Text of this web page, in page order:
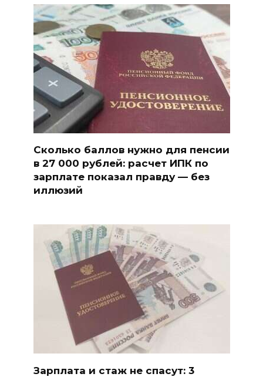
Сколько баллов нужно для пенсии
в 27 000 рублей: расчет ИПК по
зарплате показал правду — без
иллюзий
Зарплата и стаж не спасут: 3